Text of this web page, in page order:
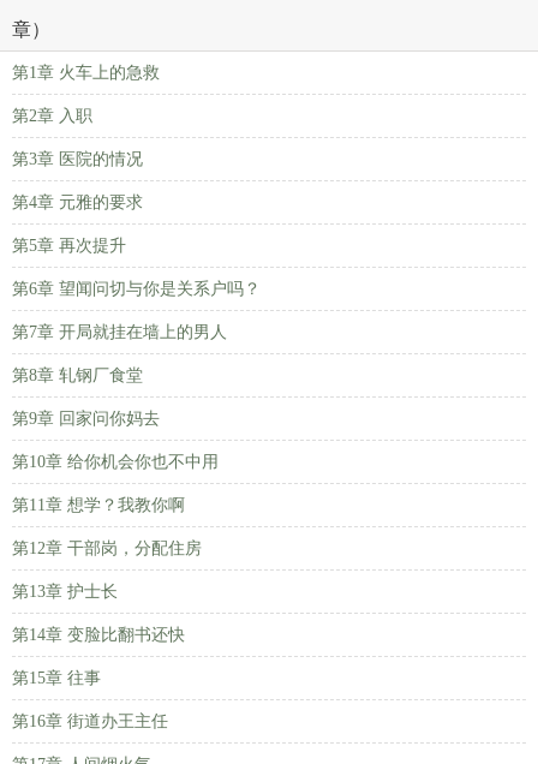
章）
第1章 火车上的急救
第2章 入职
第3章 医院的情况
第4章 元雅的要求
第5章 再次提升
第6章 望闻问切与你是关系户吗？
第7章 开局就挂在墙上的男人
第8章 轧钢厂食堂
第9章 回家问你妈去
第10章 给你机会你也不中用
第11章 想学？我教你啊
第12章 干部岗，分配住房
第13章 护士长
第14章 变脸比翻书还快
第15章 往事
第16章 街道办王主任